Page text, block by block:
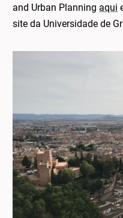
and Urban Planning aqui
site da Universidade de